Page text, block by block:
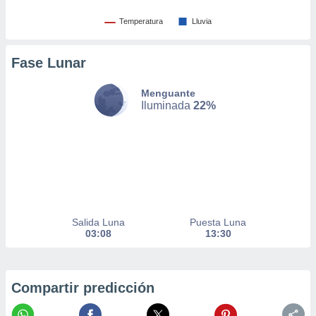
u
datos
Temperatura Lluvia
Fase Lunar
Menguante
Iluminada 22%
Salida Luna
03:08
Puesta Luna
13:30
Compartir predicción